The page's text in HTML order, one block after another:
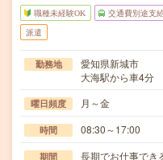
職種未経験OK 交通費別途支
派遣
勤務地
愛知県新城市
大海駅から車4分
曜日頻度 月～金
時間 08:30～17:00
期間 長期でお仕事でき